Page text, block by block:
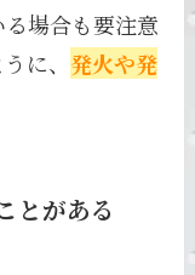
場合も要注意
に、 発火や発
とがある